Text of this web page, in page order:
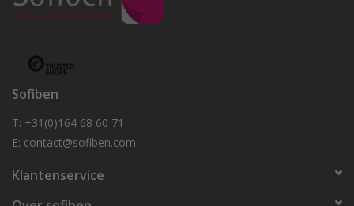
Sofiben
T: +31(0)164 68 60 71
E: contact@sofiben.com
Klantenservice